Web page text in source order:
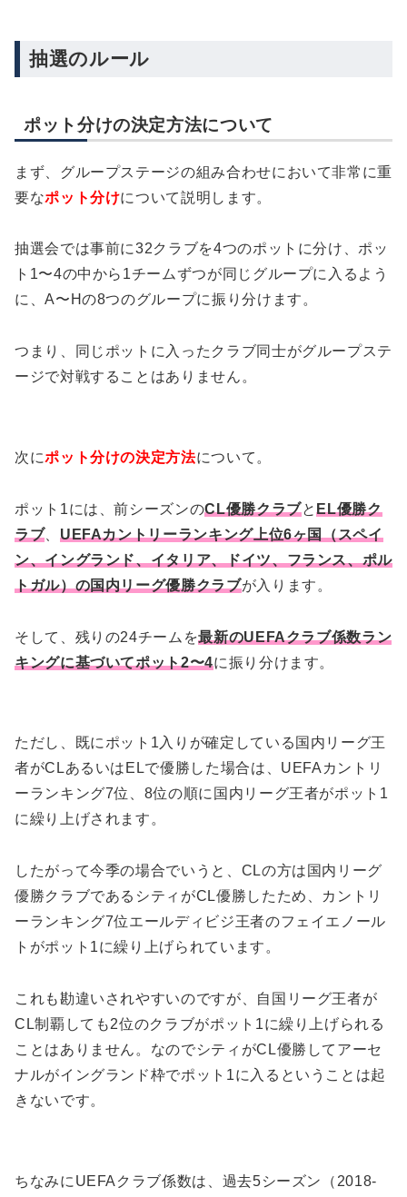
抽選のルール
ポット分けの決定方法について
まず、グループステージの組み合わせにおいて非常に重
要なポット分けについて説明します。
抽選会では事前に32クラブを4つのポットに分け、ポッ
ト1〜4の中から1チームずつが同じグループに入るよう
に、A〜Hの8つのグループに振り分けます。
つまり、同じポットに入ったクラブ同士がグループステ
ージで対戦することはありません。
次にポット分けの決定方法について。
ポット1には、前シーズンのCL優勝クラブとEL優勝ク
ラブ、 UEFAカントリーランキング上位6ヶ国（スペイ
ン、イングランド、イタリア、ドイツ、フランス、ポル
トガル）の国内リーグ優勝クラブが入ります。
そして、残りの24チームを最新のUEFAクラブ係数ラン
キングに基づいてポット2〜4に振り分けます。
ただし、既にポット1入りが確定している国内リーグ王
者がCLあるいはELで優勝した場合は、UEFAカントリ
ーランキング7位、8位の順に国内リーグ王者がポット1
に繰り上げされます。
したがって今季の場合でいうと、CLの方は国内リーグ
優勝クラブであるシティがCL優勝したため、カントリ
ーランキング7位エールディビジ王者のフェイエノール
トがポット1に繰り上げられています。
これも勘違いされやすいのですが、自国リーグ王者が
CL制覇しても2位のクラブがポット1に繰り上げられる
ことはありません。なのでシティがCL優勝してアーセ
ナルがイングランド枠でポット1に入るということは起
きないです。
ちなみにUEFAクラブ係数は、過去5シーズン（2018-